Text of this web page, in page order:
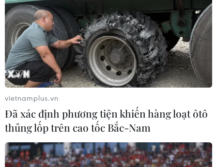
vietnamplus.vn
Đã xác định phương tiện khiến hàng loạt ôtô
thủng lốp trên cao tốc Bắc-Nam